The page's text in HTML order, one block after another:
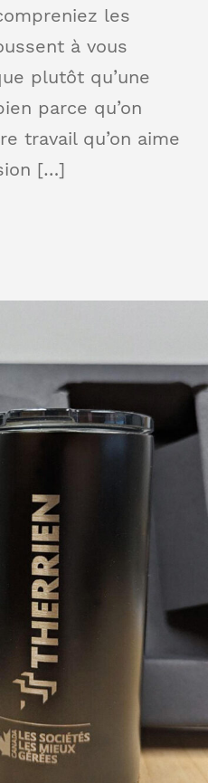
les
à vous
plutôt qu’une
parce qu’on
travail qu’on aime
[…]